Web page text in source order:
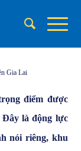
Gia Lai
điểm được
Đây là động lực
nói riêng, khu